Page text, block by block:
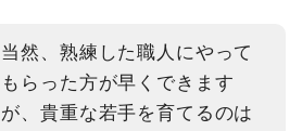
当然、熟練した職人にやって
もらった方が早くできます
が、貴重な若手を育てるのは